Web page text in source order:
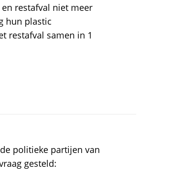
restafval niet meer
hun plastic
restafval samen in 1
politieke partijen van
gesteld: